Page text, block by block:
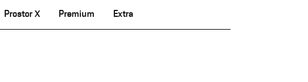
Prostor X Premium Extra